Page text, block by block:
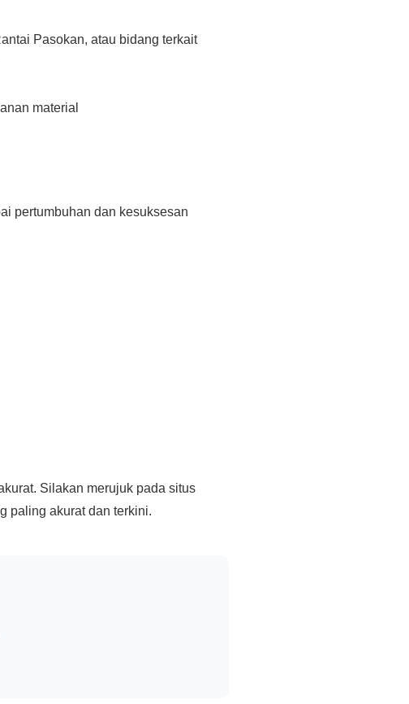
Pasokan, atau bidang terkait
material
pertumbuhan dan kesuksesan
Silakan merujuk pada situs
paling akurat dan terkini.